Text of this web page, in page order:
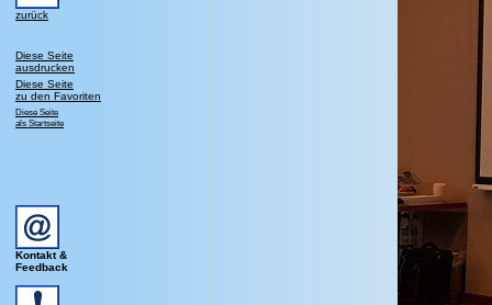
zurück
Diese Seite
ausdrucken
Diese Seite
zu den Favoriten
Diese Seite
als Startseite
Kontakt &
Feedback